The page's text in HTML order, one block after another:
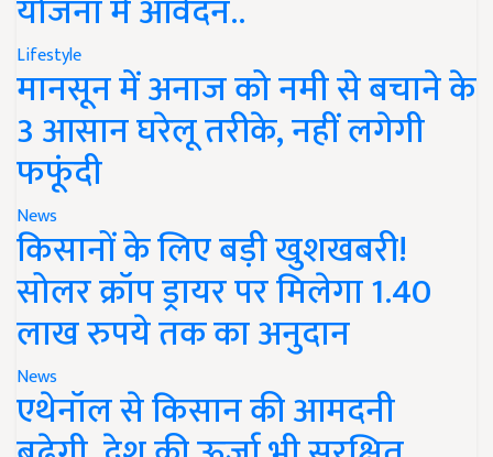
योजना में आवेदन..
Lifestyle
मानसून में अनाज को नमी से बचाने के
3 आसान घरेलू तरीके, नहीं लगेगी
फफूंदी
News
किसानों के लिए बड़ी खुशखबरी!
सोलर क्रॉप ड्रायर पर मिलेगा 1.40
लाख रुपये तक का अनुदान
News
एथेनॉल से किसान की आमदनी